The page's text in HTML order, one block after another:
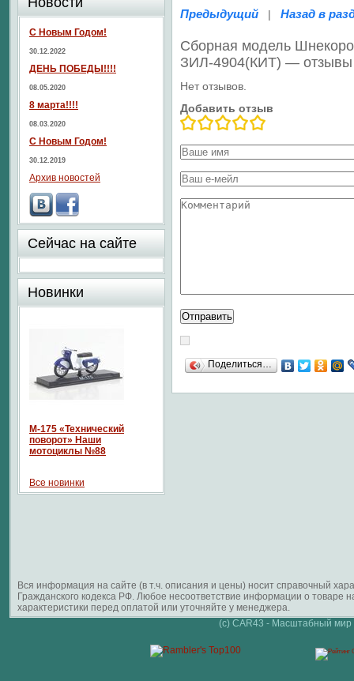
Предыдущий | Назад в
Сборная модель
ЗИЛ-4904(КИТ) — отзывы
Нет отзывов.
Добавить отзыв
Поделиться…
С Новым Годом!
30.12.2022
ДЕНЬ ПОБЕДЫ!!!!
08.05.2020
8 марта!!!!
08.03.2020
С Новым Годом!
30.12.2019
Архив новостей
Сейчас на сайте
Новинки
М-175 «Технический
поворот» Наши
мотоциклы №88
Все новинки
Вся информация на сайте (в т.ч. описания и цены) носит справочный
Гражданского кодекса РФ. Любое несоответствие информации о
характеристики перед оплатой или уточняйте у менеджера.
(c) CAR43 - Масштабный мир